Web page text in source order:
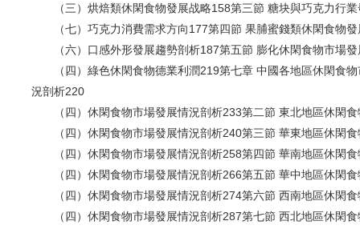
（三）烘焙類休閑食物發展战略158第三節 糖块與巧克力行業
（七）巧克力消費需求方向177第四節 果脯蜜錢類休閑食物發
（六）口感外形發展趨勢剖析187第五節 膨化休閑食物市場發
（四）綠色休閑食物德業利潤219第七章 中國各地區休閑食物
況剖析220
（四）休閑食物市場發展情況剖析233第二節 東北地區休閑食
（四）休閑食物市場發展情況剖析240第三節 華東地區休閑食
（四）休閑食物市場發展情況剖析258第四節 華南地區休閑食
（四）休閑食物市場發展情況剖析266第五節 華中地區休閑食
（四）休閑食物市場發展情況剖析274第六節 西南地區休閑食
（四）休閑食物市場發展情況剖析287第七節 西北地區休閑食